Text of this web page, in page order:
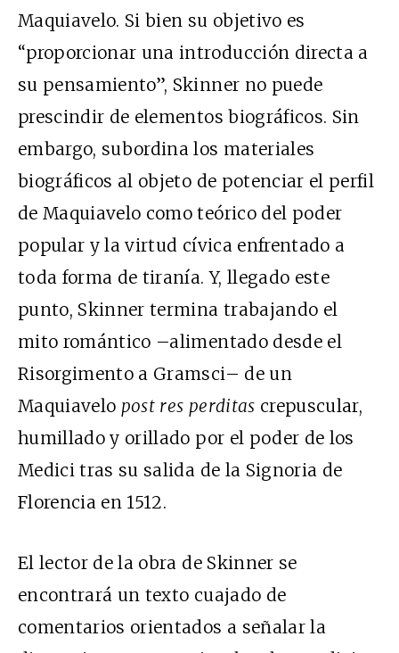
Maquiavelo. Si bien su objetivo es
“proporcionar una introducción directa a
su pensamiento”, Skinner no puede
prescindir de elementos biográficos. Sin
embargo, subordina los materiales
biográficos al objeto de potenciar el perfil
de Maquiavelo como teórico del poder
popular y la virtud cívica enfrentado a
toda forma de tiranía. Y, llegado este
punto, Skinner termina trabajando el
mito romántico –alimentado desde el
Risorgimento a Gramsci– de un
Maquiavelo post res perditas crepuscular,
humillado y orillado por el poder de los
Medici tras su salida de la Signoria de
Florencia en 1512.
El lector de la obra de Skinner se
encontrará un texto cuajado de
comentarios orientados a señalar la